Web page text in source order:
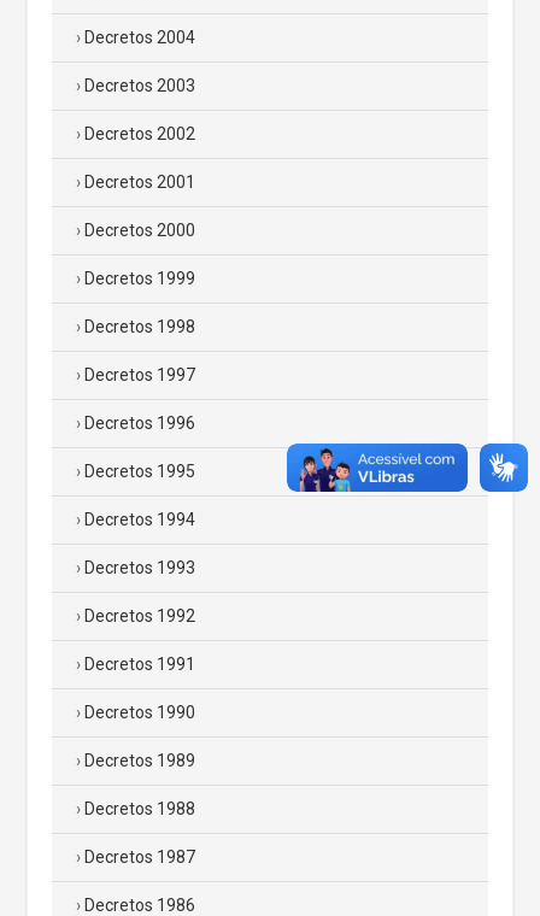
Decretos 2004
Decretos 2003
Decretos 2002
Decretos 2001
Decretos 2000
Decretos 1999
Decretos 1998
Decretos 1997
Decretos 1996
Decretos 1995
Decretos 1994
Decretos 1993
Decretos 1992
Decretos 1991
Decretos 1990
Decretos 1989
Decretos 1988
Decretos 1987
Decretos 1986